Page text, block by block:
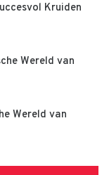
Kruiden
Wereld van
Wereld van